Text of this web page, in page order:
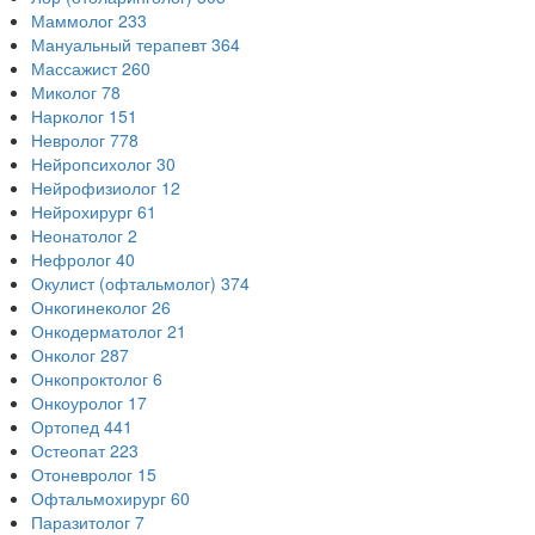
Маммолог 233
Мануальный терапевт 364
Массажист 260
Миколог 78
Нарколог 151
Невролог 778
Нейропсихолог 30
Нейрофизиолог 12
Нейрохирург 61
Неонатолог 2
Нефролог 40
Окулист (офтальмолог) 374
Онкогинеколог 26
Онкодерматолог 21
Онколог 287
Онкопроктолог 6
Онкоуролог 17
Ортопед 441
Остеопат 223
Отоневролог 15
Офтальмохирург 60
Паразитолог 7